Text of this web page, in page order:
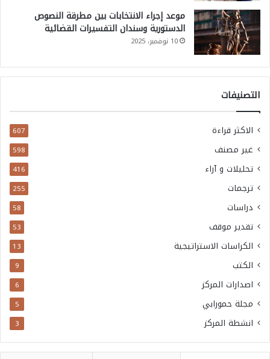
موعد إجراء الانتخابات بين مطرقة النصوص
الدستورية وسندان التفسيرات القضائية
10 نوفمبر، 2025
التصنيفات
الاكثر قراءة 607
غير مصنف 598
تحليلات و آراء 416
ترجمات 255
دراسات 58
تقدير موقف 53
الكراسات الاستراتيجية 13
الكتب 9
اصدارات المركز 6
مجلة حمورابي 5
انشطة المركز 3